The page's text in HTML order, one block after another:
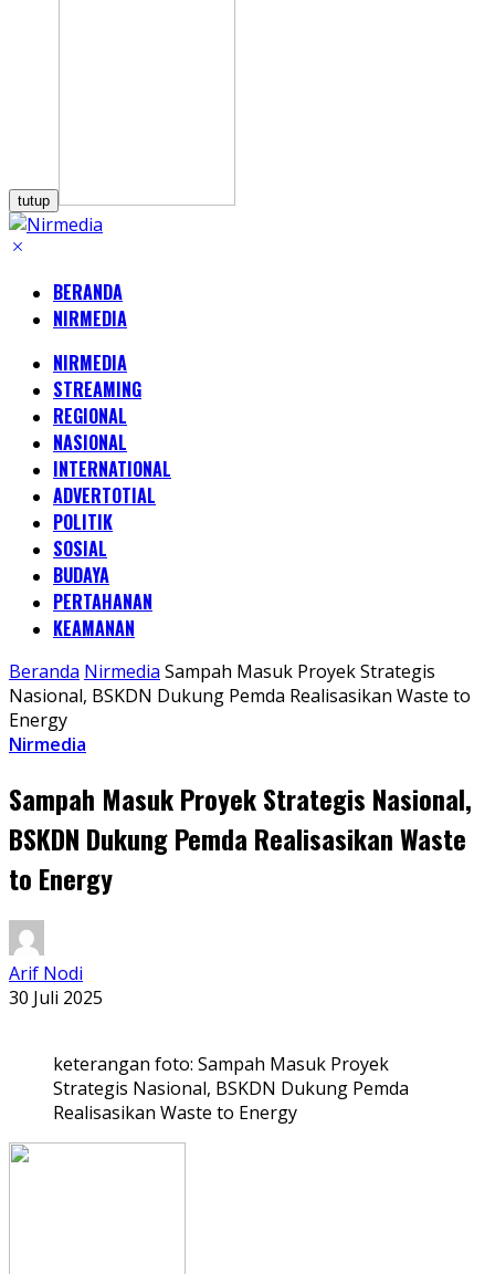
tutup
BERANDA
NIRMEDIA
NIRMEDIA
STREAMING
REGIONAL
NASIONAL
INTERNATIONAL
ADVERTOTIAL
POLITIK
SOSIAL
BUDAYA
PERTAHANAN
KEAMANAN
Beranda Nirmedia Sampah Masuk Proyek Strategis
Nasional, BSKDN Dukung Pemda Realisasikan Waste to
Energy
Nirmedia
Sampah Masuk Proyek Strategis Nasional,
BSKDN Dukung Pemda Realisasikan Waste
to Energy
Arif Nodi
30 Juli 2025
keterangan foto: Sampah Masuk Proyek
Strategis Nasional, BSKDN Dukung Pemda
Realisasikan Waste to Energy